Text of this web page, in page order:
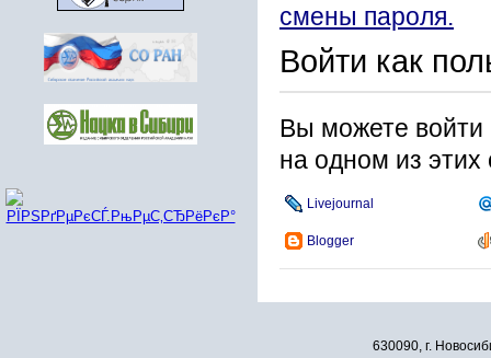
смены пароля.
Войти как
Вы можете войти
на одном из этих
Livejournal
Blogger
630090, г.